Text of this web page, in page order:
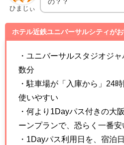
ひまじぃ
ホテル近鉄ユニバーサルシティが
・ユニバーサルスタジオジ
数分
・駐車場が「入庫から」24
使いやすい
・何より1Dayパス付きの大
ーンプランで、恐らく一番安
・1Dayパス利用日を、宿泊